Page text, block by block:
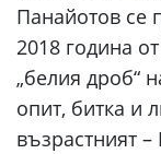
Панайотов се
2018 година
„белия дроб“
опит, битка и
възрастният